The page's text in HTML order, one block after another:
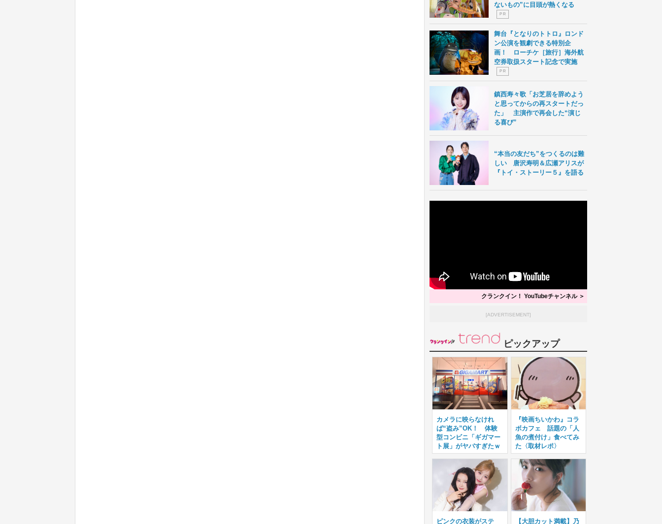
ないもの”に目頭が熱くなる
P R
舞台『となりのトトロ』ロンド
ン公演を観劇できる特別企
画！ ローチケ［旅行］海外航
空券取扱スタート記念で実施
P R
鎮西寿々歌「お芝居を辞めよう
と思ってからの再スタートだっ
た」 主演作で再会した“演じ
る喜び”
“本当の友だち”をつくるのは難
しい 唐沢寿明＆広瀬アリスが
『トイ・ストーリー５』を語る
クランクイン！ YouTubeチャンネル ＞
[ADVERTISEMENT]
ピックアップ
カメラに映らなけれ
ば“盗み”OK！ 体験
型コンビニ「ギガマー
ト展」がヤバすぎたｗ
『映画ちいかわ』コラ
ボカフェ 話題の「人
魚の煮付け」食べてみ
た〈取材レポ〉
ピンクの衣装がステ 【大胆カット満載】乃